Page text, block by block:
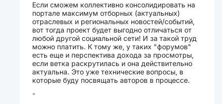
Если сможем коллективно консолидировать на
портале максимум отборных (актуальных)
отраслевых и региональных новостей/событий,
вот тогда проект будет выгодно отличаться от
любой другой социальной сети! И за такой труд
можно платить. К тому же, у таких "форумов"
есть еще и перспектива дохода за просмотры,
если ветка раскрутилась и она действительно
актуальна. Это уже технические вопросы, в
которые буду посвящать авторов в процессе.
-